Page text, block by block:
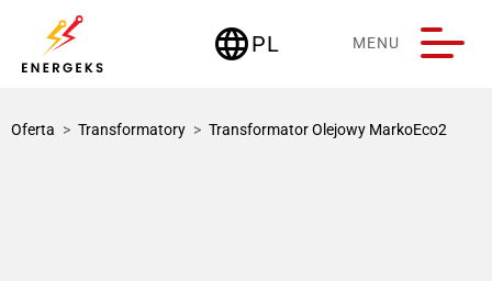
languagePL
Deutschland MENU
Oferta > Transformatory > Transformator Olejowy MarkoEco2